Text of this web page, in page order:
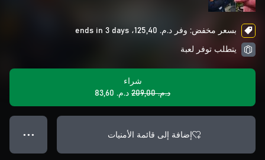
بسعر مخفض: وفر د.م.‏ 125,40، ends in 3 days
يتطلب توفر لعبة
شراء
د.م.‏ 209,00
د.م.‏ 83,60
إضافة إلى قائمة الأمنيات ● ● ●